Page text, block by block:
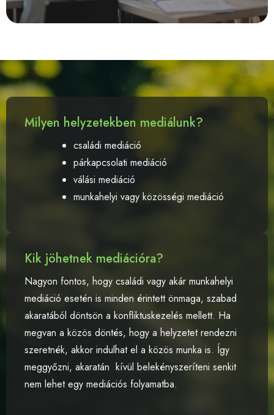
Milyen helyzetekben mediálunk?
családi mediáció
párkapcsolati mediáció
válási mediáció
munkahelyi vagy közösségi mediáció
Kik jöhetnek mediációra?
Nagyon fontos, hogy családi vagy akár munkahelyi
mediáció esetén is minden érintett önmaga, szabad
akaratából döntsön a konfliktuskezelés mellett. Ha
megvan a közös döntés, hogy a helyzetet rendezni
szeretnék, akkor indulhat el a közös munka is. Így
meggyőzni, akaratán kívül belekényszeríteni senkit
nem lehet egy mediációs folyamatba.